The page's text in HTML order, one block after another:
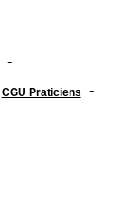
-
CGU Praticiens -